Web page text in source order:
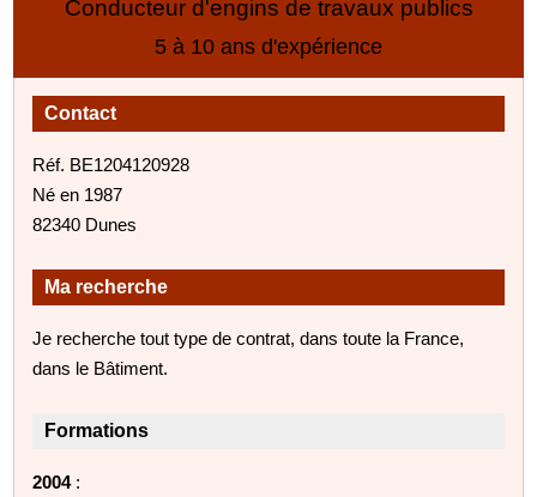
Conducteur d'engins de travaux publics
5 à 10 ans d'expérience
Contact
Réf. BE1204120928
Né en 1987
82340 Dunes
Ma recherche
Je recherche tout type de contrat, dans toute la France,
dans le Bâtiment.
Formations
2004: